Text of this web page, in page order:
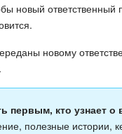
новый
новому
первым, кто узнает
полезные истории,